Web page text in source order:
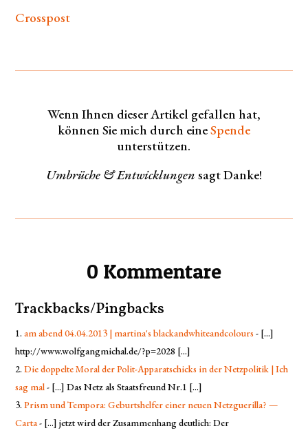
Crosspost
Wenn Ihnen dieser Artikel gefallen hat,
können Sie mich durch eineSpende
unterstützen.
Umbrüche & Entwicklungen sagt Danke!
0 Kommentare
Trackbacks/Pingbacks
am abend 04.04.2013 | martina's blackandwhiteandcolours - [...]
http://www.wolfgangmichal.de/?p=2028 [...]
Die doppelte Moral der Polit-Apparatschicks in der Netzpolitik | Ich
sag mal- [...] Das Netz als Staatsfreund Nr.1 [...]
Prism und Tempora: Geburtshelfer einer neuen Netzguerilla? —
Carta- [...] jetzt wird der Zusammenhang deutlich: Der